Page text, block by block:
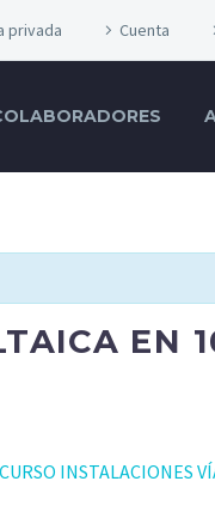
privada Cuenta
EN
CURSO INSTALACIONES